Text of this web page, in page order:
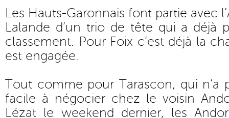
Les Hauts-Garonnais font partie avec
Lalande d’un trio de tête qui a déjà
classement. Pour Foix c’est déjà la
est engagée.
Tout comme pour Tarascon, qui n’a
facile à négocier chez le voisin
Lézat le weekend dernier, les